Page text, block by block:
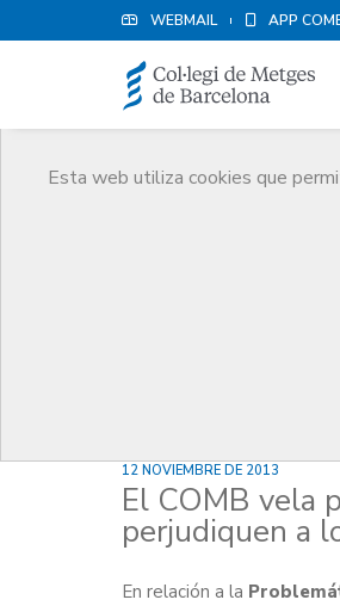
WEBMAIL APP
Esta web utiliza cookies que
12 NOVIEMBRE DE 2013
El COMB vela
perjudiquen a
En relación a la